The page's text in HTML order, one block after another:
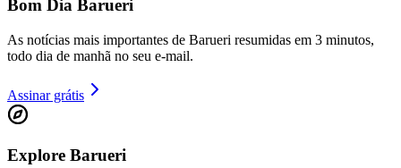
Bom Dia Barueri
As notícias mais importantes de Barueri resumidas em 3 minutos,
todo dia de manhã no seu e-mail.
Assinar grátis
Explore Barueri